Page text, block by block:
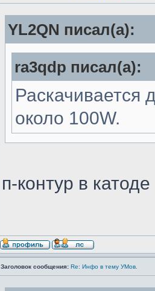
YL2QN писал(а):
ra3qdp писал(а):
Раскачивается
около 100W.
п-контур в
Заголовок сообщения: Re: Инфо в тему УМов.